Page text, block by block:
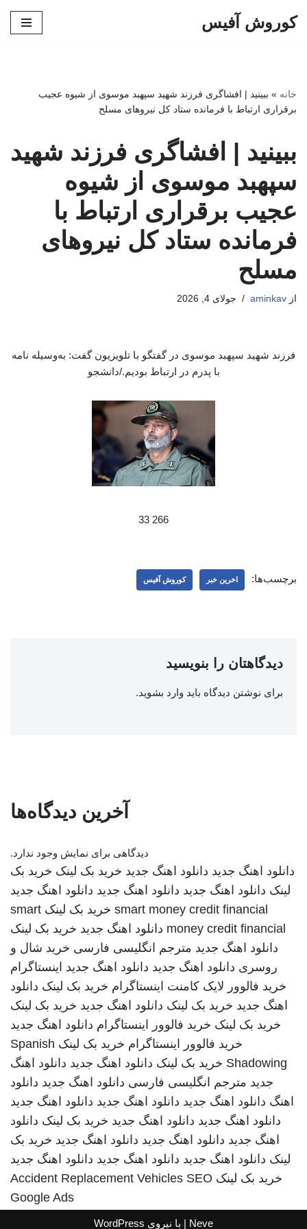
کوروش آفیس
خانه » ببینید | افشاگری فرزند شهید سپهبد موسوی از شیوه عجیب
برقراری ارتباط با فرمانده ستاد کل نیروهای مسلح
ببینید | افشاگری فرزند شهید
سپهبد موسوی از شیوه
عجیب برقراری ارتباط با
فرمانده ستاد کل نیروهای
مسلح
از aminkav جولای 4, 2026
فرزند شهید سپهبد موسوی در گفتگو با تلویزیون گفت: به‌وسیله نامه
با پدرم در ارتباط بودیم./دانشجو
266 33
برچسب‌ها: اخرین خبر کوروش آفیس
دیدگاهتان را بنویسید
برای نوشتن دیدگاه باید وارد بشوید.
آخرین دیدگاه‌ها
دیدگاهی برای نمایش وجود ندارد.
دانلود اهنگ جدید دانلود اهنگ جدید خرید بک لینک خرید بک
لینک دانلود اهنگ جدید دانلود اهنگ جدید دانلود اهنگ جدید
smart money credit financial خرید بک لینک smart
money credit financial دانلود اهنگ جدید خرید بک لینک
دانلود اهنگ جدید مترجم انگلیسی فارسی خرید شال و
روسری دانلود اهنگ جدید دانلود اهنگ جدید اینستاگرام
خرید فالوور لایک کامنت اینستاگرام خرید بک لینک دانلود
اهنگ جدید خرید بک لینک دانلود اهنگ جدید خرید بک لینک
خرید بک لینک خرید فالوور اینستاگرام دانلود اهنگ جدید
خرید فالوور اینستاگرام خرید بک لینک Spanish
Shadowing خرید بک لینک دانلود اهنگ جدید دانلود اهنگ
جدید مترجم انگلیسی فارسی دانلود اهنگ جدید دانلود
اهنگ دانلود اهنگ جدید دانلود اهنگ جدید دانلود اهنگ جدید
دانلود اهنگ جدید دانلود اهنگ جدید خرید بک لینک دانلود
اهنگ جدید دانلود اهنگ جدید دانلود اهنگ جدید خرید بک
لینک دانلود اهنگ جدید دانلود اهنگ جدید دانلود اهنگ جدید
خرید بک لینک
Accident Replacement Vehicles SEO
Google Ads
Neve | با نیروی WordPress